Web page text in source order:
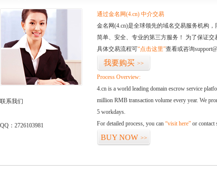
联系我们
QQ：2726103981
通过金名网(4.cn) 中介交易
金名网(4.cn)是全球领先的域名交易服务机构
简单、安全、专业的第三方服务！ 为了保证
具体交易流程可“点击这里”查看或咨询
我要购买 >>
Process Overview:
4.cn is a world leading domain escrow service
million RMB transaction volume every year. We
5 workdays.
For detailed process, you can “visit here” or contact
BUY NOW >>